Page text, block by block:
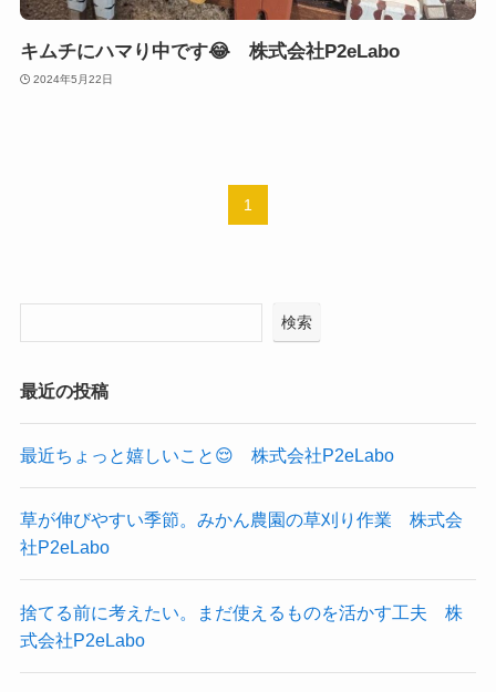
キムチにハマり中です😂 株式会社P2eLabo
2024年5月22日
1
検索
最近の投稿
最近ちょっと嬉しいこと😌 株式会社P2eLabo
草が伸びやすい季節。みかん農園の草刈り作業 株式会
社P2eLabo
捨てる前に考えたい。まだ使えるものを活かす工夫 株
式会社P2eLabo